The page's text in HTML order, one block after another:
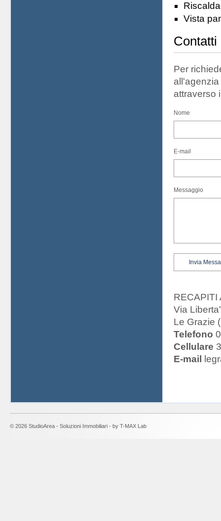
Vista
Contatti
Per
all'agenzia
attraverso
Nome
E-mail
Messaggio
Via
Le Grazie
Telefono
Cellulare
E-mail
© 2026 StudioArea - Soluzioni Immobiliari - by T-MAX Lab